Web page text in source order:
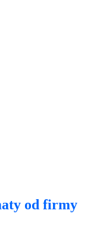
od firmy